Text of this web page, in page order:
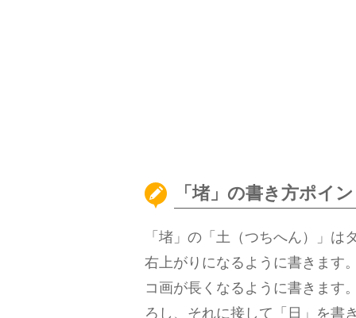
「堵」の書き方ポイ
「堵」の「土（つちへん）」
右上がりになるように書きます
コ画が長くなるように書きます
ろし、それに接して「日」を書